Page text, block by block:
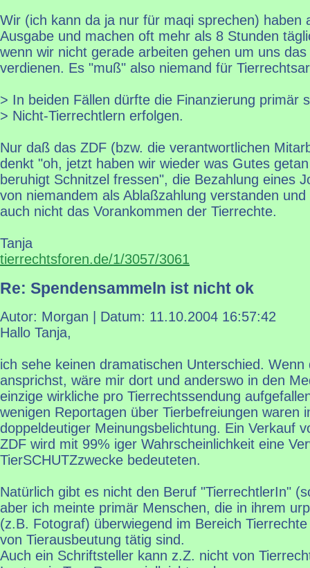
Wir (ich kann da ja nur für maqi sprechen) haben
Ausgabe und machen oft mehr als 8 Stunden
wenn wir nicht gerade arbeiten gehen um uns
verdienen. Es "muß" also niemand für
> In beiden Fällen dürfte die Finanzierung primär
> Nicht-Tierrechtlern erfolgen.
Nur daß das ZDF (bzw. die verantwortlichen
denkt "oh, jetzt haben wir wieder was Gutes
beruhigt Schnitzel fressen", die Bezahlung eines
von niemandem als Ablaßzahlung verstanden
auch nicht das Vorankommen der Tierrechte.
Tanja
tierrechtsforen.de/1/3057/3061
Re: Spendensammeln ist nicht ok
Autor: Morgan | Datum: 11.10.2004 16:57:42
Hallo Tanja,
ich sehe keinen dramatischen Unterschied.
ansprichst, wäre mir dort und anderswo in den
einzige wirkliche pro Tierrechtssendung
wenigen Reportagen über Tierbefreiungen waren
doppeldeutiger Meinungsbelichtung. Ein Verkauf
ZDF wird mit 99% iger Wahrscheinlichkeit eine
TierSCHUTZzwecke bedeuteten.
Natürlich gibt es nicht den Beruf "TierrechtlerIn"
aber ich meinte primär Menschen, die in ihrem
(z.B. Fotograf) überwiegend im Bereich
von Tierausbeutung tätig sind.
Auch ein Schriftsteller kann z.Z. nicht von